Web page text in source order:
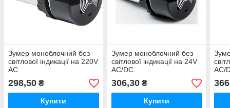
Зумер моноблочний без
світлової індикації на 220V
AC
298,50 ₴
Купити
Зумер моноблочний без
світлової індикації на 24V
AC/DC
306,30₴
Купити
AC/